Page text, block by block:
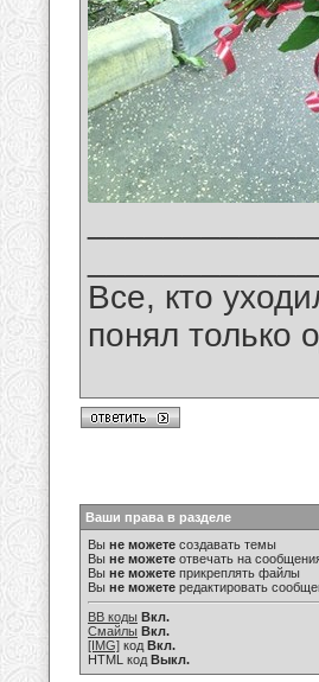
Все, кто
понял только
Ваши права в разделе
Вы не можете создавать темы
Вы не можете отвечать на
Вы не можете прикреплять файлы
Вы не можете редактировать
BB коды Вкл.
Смайлы Вкл.
[IMG] код Вкл.
HTML код Выкл.